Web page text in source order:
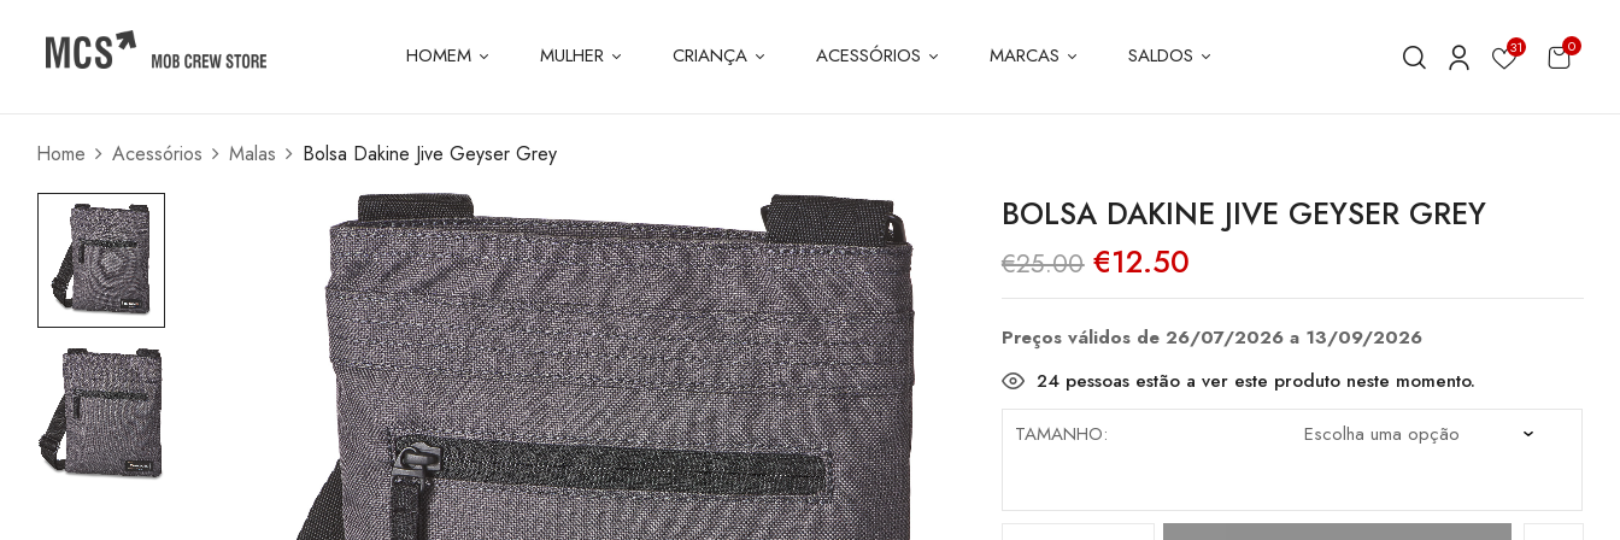
HOMEM MULHER CRIANÇA ACESSÓRIOS MARCAS SALDOS 31 0
Home Acessórios Malas Bolsa Dakine Jive Geyser Grey
BOLSA DAKINE JIVE GEYSER GREY
€25.00 O
preço
original
€25.00.
€12.50
atual
€12.50.
Preços válidos de 26/07/2026 a 13/09/2026
24 pessoas estão a ver este produto neste momento.
TAMANHO